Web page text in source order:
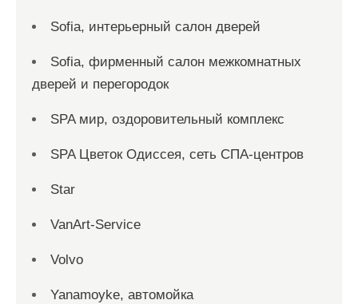
Sofia, интерьерный салон дверей
Sofia, фирменный салон межкомнатных
дверей и перегородок
SPA мир, оздоровительный комплекс
SPA Цветок Одиссея, сеть СПА-центров
Star
VanArt-Service
Volvo
Yanamoyke, автомойка